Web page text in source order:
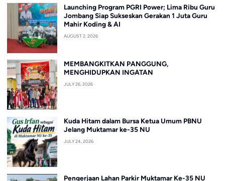
Launching Program PGRI Power; Lima Ribu Guru
Jombang Siap Sukseskan Gerakan 1 Juta Guru
Mahir Koding & AI
AUGUST 2, 2026
MEMBANGKITKAN PANGGUNG,
MENGHIDUPKAN INGATAN
JULY 26, 2026
Kuda Hitam dalam Bursa Ketua Umum PBNU
Jelang Muktamar ke-35 NU
JULY 24, 2026
Pengerjaan Lahan Parkir Muktamar Ke-35 NU